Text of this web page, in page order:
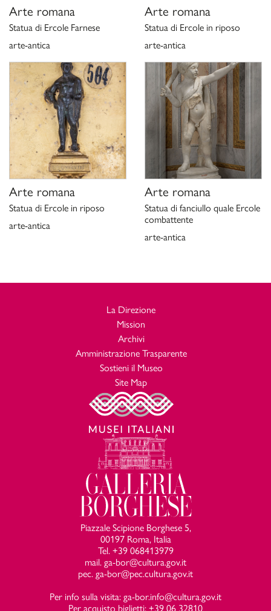
Arte romana
Statua di Ercole Farnese
arte-antica
Arte romana
Statua di Ercole in riposo
arte-antica
Arte romana
Statua di Ercole in riposo
arte-antica
Arte romana
Statua di fanciullo quale Ercole
combattente
arte-antica
La Direzione
Mission
Archivi
Amministrazione Trasparente
Sostieni il Museo
Site Map
Piazzale Scipione Borghese 5,
00197 Roma, Italia
Tel. +39 068413979
mail. ga-bor@cultura.gov.it
pec. ga-bor@pec.cultura.gov.it
Per info sulla visita: ga-bor.info@cultura.gov.it
Per acquisto biglietti: +39 06 32810